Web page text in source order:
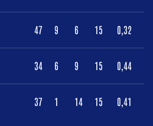
47 9 6 15 0,32
34 6 9 15 0,44
37 1 14 15 0,41